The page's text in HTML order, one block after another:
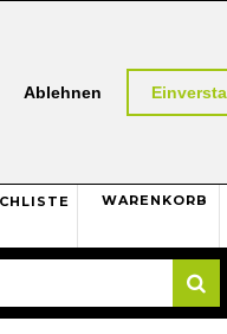
Ablehnen
Rückgaberecht
WARENKORB
0